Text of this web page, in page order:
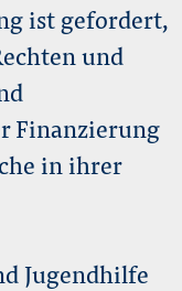
ist gefordert,
und
Finanzierung
in ihrer
Jugendhilfe